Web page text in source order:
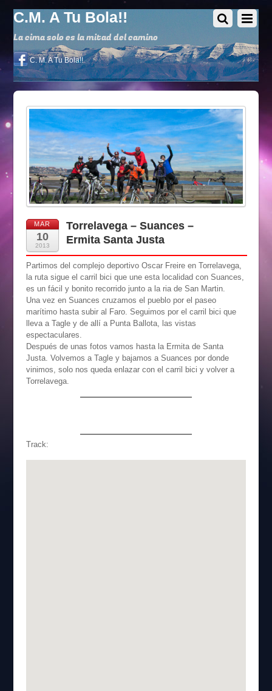
C.M. A Tu Bola!!
La cima solo es la mitad del camino
C. M. A Tu Bola!!
MAR
10
2013
Torrelavega – Suances –
Ermita Santa Justa
Partimos del complejo deportivo Oscar Freire en Torrelavega,
la ruta sigue el carril bici que une esta localidad con Suances,
es un fácil y bonito recorrido junto a la ria de San Martin.
Una vez en Suances cruzamos el pueblo por el paseo
marítimo hasta subir al Faro. Seguimos por el carril bici que
lleva a Tagle y de allí a Punta Ballota, las vistas
espectaculares.
Después de unas fotos vamos hasta la Ermita de Santa
Justa. Volvemos a Tagle y bajamos a Suances por donde
vinimos, solo nos queda enlazar con el carril bici y volver a
Torrelavega.
Track: